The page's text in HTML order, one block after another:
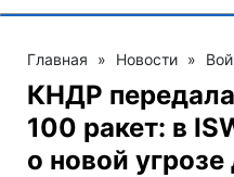
Главная » Новости »
КНДР
100 ракет: в
о новой